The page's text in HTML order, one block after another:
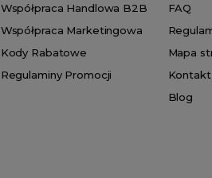
Współpraca Handlowa B2B
Współpraca Marketingowa
Kody Rabatowe
Regulaminy Promocji
FAQ
Mapa
Blog